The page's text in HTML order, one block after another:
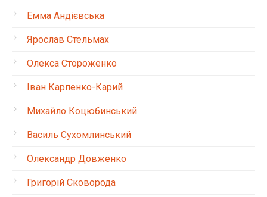
Емма Андієвська
Ярослав Стельмах
Олекса Стороженко
Іван Карпенко-Карий
Михайло Коцюбинський
Василь Сухомлинський
Олександр Довженко
Григорій Сковорода